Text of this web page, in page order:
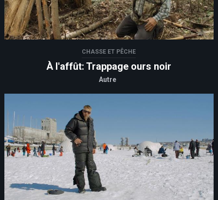
CHASSE ET PÊCHE
À l'affût: Trappage ours noir
Autre